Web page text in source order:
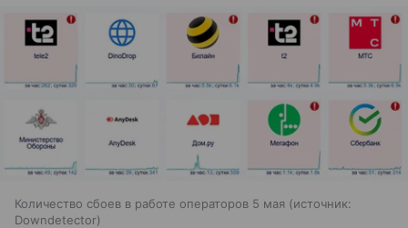
Количество сбоев в работе операторов 5 мая
источник:
Downdetector